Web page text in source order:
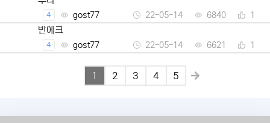
4 gost77 22-05-14 6840 1
반에크
4 gost77 22-05-14 6621 1
1 2 3 4 5